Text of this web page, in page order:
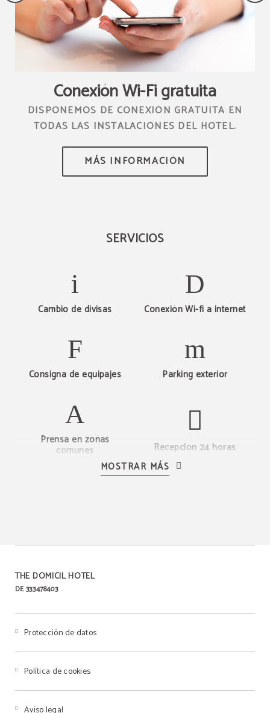
Conexión Wi-Fi gratuita
DISPONEMOS DE CONEXIÓN GRATUITA EN
TODAS LAS INSTALACIONES DEL HOTEL.
SERVICIOS
Cambio de divisas Conexión Wi-fi a internet
Consigna de equipajes Parking exterior
Prensa en zonas
comunes Recepción 24 horas
MOSTRAR MÁS
THE DOMICIL HOTEL
DE 333478403
Protección de datos
Política de cookies